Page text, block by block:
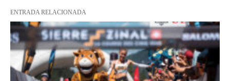
ENTRADA RELACIONADA